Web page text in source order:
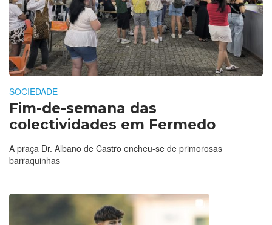
SOCIEDADE
Fim-de-semana das
colectividades em Fermedo
A praça Dr. Albano de Castro encheu-se de primorosas
barraquinhas